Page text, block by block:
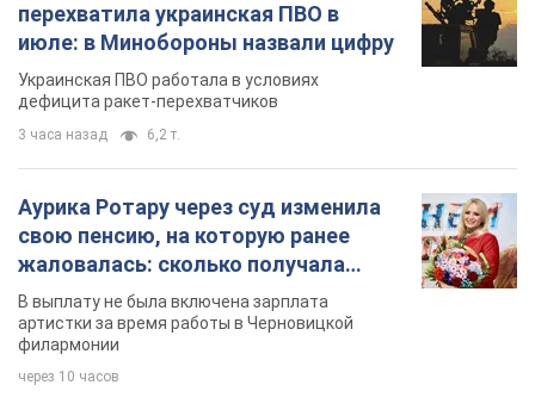
перехватила украинская ПВО в
июле: в Минобороны назвали цифру
Украинская ПВО работала в условиях
дефицита ракет-перехватчиков
3 часа назад 6,2 т.
Аурика Ротару через суд изменила
свою пенсию, на которую ранее
жаловалась: сколько получала
певица
В выплату не была включена зарплата
артистки за время работы в Черновицкой
филармонии
через 10 часов